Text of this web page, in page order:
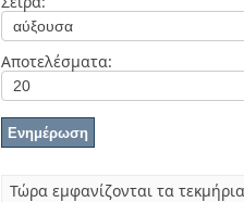
Αποτελέσματα:
Τώρα εμφανίζονται τα